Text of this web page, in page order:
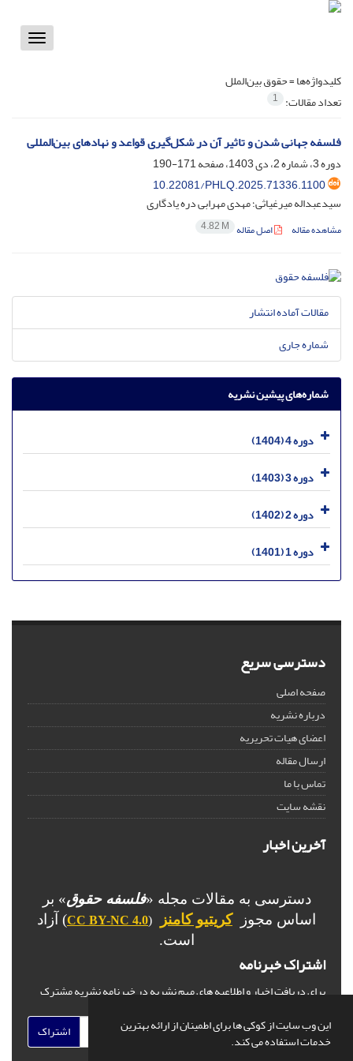
این وب سایت از کوکی ها برای اطمینان از ارائه بهترین
خدمات استفاده می کند.
Toggle
کلیدواژه‌ها =حقوق بین‌‌الملل
تعداد مقالات: 1
فلسفه جهانی شدن و تاثیر آن در شکل‌گیری قواعد و نهادهای بین‌‌المللی
دوره 3، شماره 2، دی 1403، صفحه
171-190
10.22081/PHLQ.2025.71336.1100
سیدعبداله میرغیاثی؛ مهدی مهرابی دره یادگاری
مشاهده مقاله اصل مقاله 4.82 M
مقالات آماده انتشار
شماره جاری
شماره‌های پیشین نشریه
دوره 4 (1404)
دوره 3 (1403)
دوره 2 (1402)
دوره 1 (1401)
دسترسی سریع
صفحه اصلی
درباره نشریه
اعضای هیات تحریریه
ارسال مقاله
تماس با ما
نقشه سایت
آخرین اخبار
دسترسی به مقالات مجله «فلسفه حقوق» بر
اساس مجوزکریتیو کامنز (
CC BY-NC 4.0) آزاد
است.
اشتراک خبرنامه
برای دریافت اخبار و اطلاعیه های مهم نشریه در خبرنامه نشریه مشترک
اشتراک